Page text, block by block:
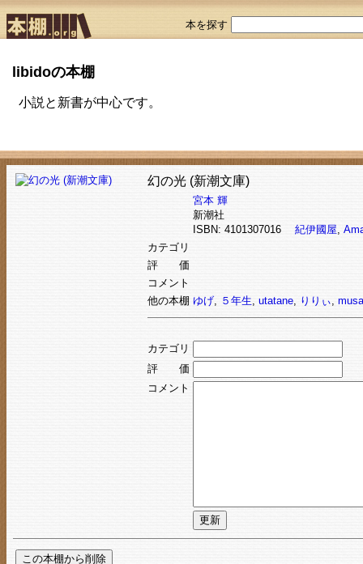
本を探す
libidoの本棚
小説と新書が中心です。
幻の光 (新潮文庫)
宮本 輝
新潮社
ISBN: 4101307016 紀伊國屋,
カテゴリ
評 価
コメント
他の本棚 ゆげ, ５年生, utatane, りりぃ,
カテゴリ
評 価
コメント